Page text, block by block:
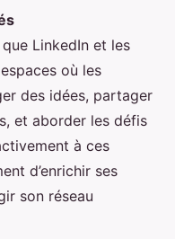
LinkedIn et les
où les
des idées, partager
et aborder les défis
à ces
d’enrichir ses
son réseau